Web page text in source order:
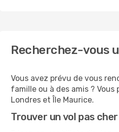
Recherchez-vous
Vous avez prévu de vous
famille ou à des amis ?
Londres et Île Maurice.
Trouver un vol pas